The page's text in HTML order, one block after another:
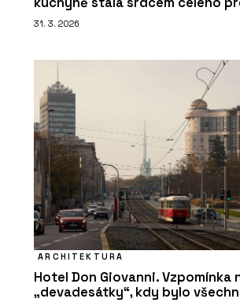
31. 3. 2026
ARCHITEKTURA
Hotel Don Giovanni. Vzpomínka
„devadesátky“, kdy bylo